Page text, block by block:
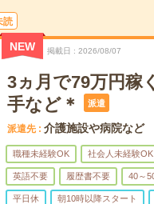
読
NEW 掲載日 2026/08/07
3ヵ月で79万円稼
手など＊
派遣
派遣先 介護施設や病院など
職種未経験OK 社会人未経験OK
英語不要 履歴書不要 40～
平日休 朝10時以降スタート